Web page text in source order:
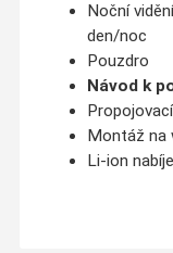
Noční
den/noc
Pouzdro
Návod k
Montáž na
Li-ion